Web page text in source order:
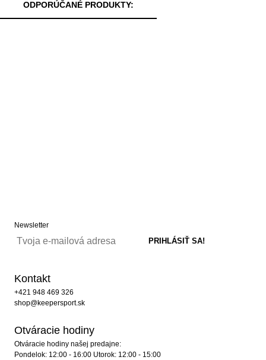
ODPORÚČANÉ PRODUKTY:
Newsletter
Kontakt
+421 948 469 326
shop@keepersport.sk
Otváracie hodiny
Otváracie hodiny našej predajne:
Pondelok: 12:00 - 16:00 Utorok: 12:00 - 15:00